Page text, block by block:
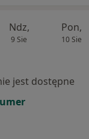
Ndz,
9 Sie
Pon,
10 Sie
jest dostępne